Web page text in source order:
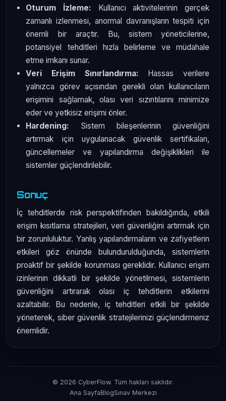
Oturum İzleme: Kullanıcı aktivitelerinin gerçek
zamanlı izlenmesi, anormal davranışların tespiti için
önemli bir araçtır. Bu, sistem yöneticilerine,
potansiyel tehditleri hızla belirleme ve müdahale
etme imkanı sunar.
Veri Erişim Sınırlandırma: Hassas verilere
yalnızca görev açısından gerekli olan kullanıcıların
erişimini sağlamak, olası veri sızıntılarını minimize
eder ve yetkisiz erişimi önler.
Hardening: Sistem bileşenlerinin güvenliğini
artırmak için uygulanacak güvenlik sertifikaları,
güncellemeler ve yapılandırma değişiklikleri ile
sistemler güçlendirilebilir.
Sonuç
İç tehditlerde risk perspektifinden bakıldığında, etkili
erişim kısıtlama stratejileri, veri güvenliğini artırmak için
bir zorunluluktur. Yanlış yapılandırmaların ve zafiyetlerin
etkileri göz önünde bulundurulduğunda, sistemlerin
proaktif bir şekilde korunması gereklidir. Kullanıcı erişim
izinlerinin dikkatli bir şekilde yönetilmesi, sistemlerin
güvenliğini artırarak olası iç tehditlerin etkilerini
azaltabilir. Bu nedenle, iç tehditleri etkili bir şekilde
yöneterek, siber güvenlik stratejilerinizi güçlendirmeniz
önemlidir.
© 2026 CyberFlow. Tüm hakları saklıdır.
Ana SayfaBlogSınav Merkezi